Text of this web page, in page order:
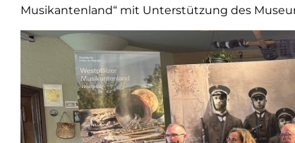
Musikantenland“ mit Unterstützung des